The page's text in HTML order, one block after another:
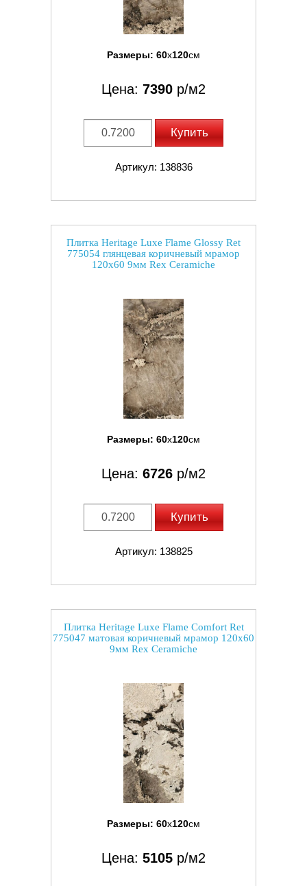
Размеры: 60x120см
Цена: 7390 р/м2
Купить
Артикул: 138836
Плитка Heritage Luxe Flame Glossy Ret
775054 глянцевая коричневый мрамор
120x60 9мм Rex Ceramiche
Размеры: 60x120см
Цена: 6726 р/м2
Купить
Артикул: 138825
Плитка Heritage Luxe Flame Comfort Ret
775047 матовая коричневый мрамор 120x60
9мм Rex Ceramiche
Размеры: 60x120см
Цена: 5105 р/м2